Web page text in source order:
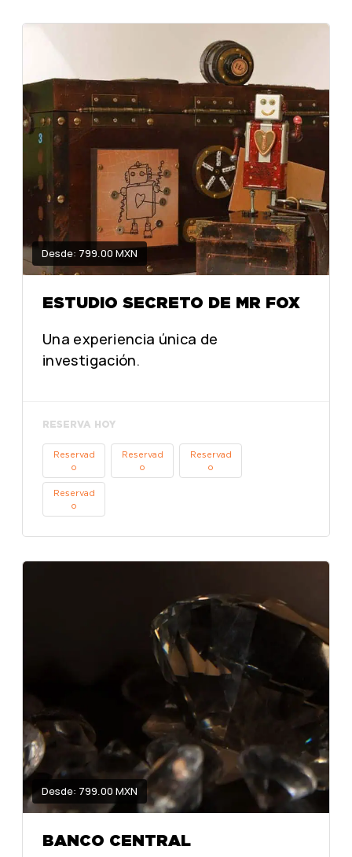
Desde: 799.00 MXN
ESTUDIO SECRETO DE MR FOX
Una experiencia única de
investigación.
RESERVA HOY
Reservad
o
Reservad
o
Reservad
o
Reservad
o
Desde: 799.00 MXN
BANCO CENTRAL